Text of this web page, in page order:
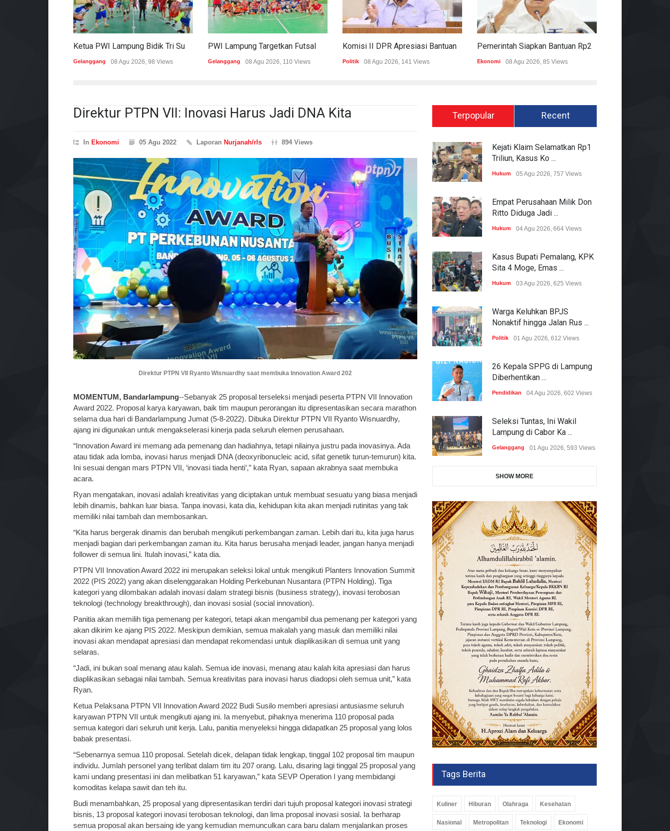
Gelanggang 08 Agu 2026, 98 Views Gelanggang 08 Agu 2026, 110 Views Politik 08 Agu 2026, 141 Views Ekonomi 08 Agu 2026, 85 Views
Direktur PTPN VII: Inovasi Harus Jadi DNA Kita
In Ekonomi 05 Agu 2022 Laporan Nurjanah/rls 894 Views
Direktur PTPN VII Ryanto Wisnuardhy saat membuka Innovation Award 202
MOMENTUM, Bandarlampung--Sebanyak 25 proposal terseleksi menjadi peserta PTPN VII Innovation
Award 2022. Proposal karya karyawan, baik tim maupun perorangan itu dipresentasikan secara marathon
selama dua hari di Bandarlampung Jumat (5-8-2022). Dibuka Direktur PTPN VII Ryanto Wisnuardhy,
ajang ini digunakan untuk mengakselerasi kinerja pada seluruh elemen perusahaan.
“Innovation Award ini memang ada pemenang dan hadiahnya, tetapi nilainya justru pada inovasinya. Ada
atau tidak ada lomba, inovasi harus menjadi DNA (deoxyribonucleic acid, sifat genetik turun-temurun) kita.
Ini sesuai dengan mars PTPN VII, ‘inovasi tiada henti’,” kata Ryan, sapaan akrabnya saat membuka
acara.
Ryan mengatakan, inovasi adalah kreativitas yang diciptakan untuk membuat sesuatu yang biasa menjadi
lebih dinamis, bahkan luar biasa. Tanpa inovasi, kata dia, kehidupan kita akan menjadi rutinitas yang tak
memiliki nilai tambah dan membosankan.
“Kita harus bergerak dinamis dan berubah mengikuti perkembangan zaman. Lebih dari itu, kita juga harus
menjadi bagian dari perkembangan zaman itu. Kita harus berusaha menjadi leader, jangan hanya menjadi
follower di semua lini. Itulah inovasi,” kata dia.
PTPN VII Innovation Award 2022 ini merupakan seleksi lokal untuk mengikuti Planters Innovation Summit
2022 (PIS 2022) yang akan diselenggarakan Holding Perkebunan Nusantara (PTPN Holding). Tiga
kategori yang dilombakan adalah inovasi dalam strategi bisnis (business strategy), inovasi terobosan
teknologi (technology breakthrough), dan inovasi sosial (social innovation).
Panitia akan memilih tiga pemenang per kategori, tetapi akan mengambil dua pemenang per kategori yang
akan dikirim ke ajang PIS 2022. Meskipun demikian, semua makalah yang masuk dan memiliki nilai
inovasi akan mendapat apresiasi dan mendapat rekomendasi untuk diaplikasikan di semua unit yang
selaras.
“Jadi, ini bukan soal menang atau kalah. Semua ide inovasi, menang atau kalah kita apresiasi dan harus
diaplikasikan sebagai nilai tambah. Semua kreativitas para inovasi harus diadopsi oleh semua unit,” kata
Ryan.
Ketua Pelaksana PTPN VII Innovation Award 2022 Budi Susilo memberi apresiasi antusiasme seluruh
karyawan PTPN VII untuk mengikuti ajang ini. Ia menyebut, pihaknya menerima 110 proposal pada
semua kategori dari seluruh unit kerja. Lalu, panitia menyeleksi hingga didapatkan 25 proposal yang lolos
babak presentasi.
“Sebenarnya semua 110 proposal. Setelah dicek, delapan tidak lengkap, tinggal 102 proposal tim maupun
individu. Jumlah personel yang terlibat dalam tim itu 207 orang. Lalu, disaring lagi tinggal 25 proposal yang
kami undang presentasi ini dan melibatkan 51 karyawan,” kata SEVP Operation I yang membidangi
komoditas kelapa sawit dan teh itu.
Budi menambahkan, 25 proposal yang dipresentasikan terdiri dari tujuh proposal kategori inovasi strategi
bisnis, 13 proposal kategori inovasi terobosan teknologi, dan lima proposal inovasi sosial. Ia berharap
semua proposal akan bersaing ide yang kemudian memunculkan cara baru dalam menjalankan proses
Terpopular Recent
Kejati Klaim Selamatkan Rp1
Triliun, Kasus Ko ...
Hukum 05 Agu 2026, 757 Views
Empat Perusahaan Milik Don
Ritto Diduga Jadi ...
Hukum 04 Agu 2026, 664 Views
Kasus Bupati Pemalang, KPK
Sita 4 Moge, Emas ...
Hukum 03 Agu 2026, 625 Views
Warga Keluhkan BPJS
Nonaktif hingga Jalan Rus ...
Politik 01 Agu 2026, 612 Views
26 Kepala SPPG di Lampung
Diberhentikan ...
Pendidikan 04 Agu 2026, 602 Views
Seleksi Tuntas, Ini Wakil
Lampung di Cabor Ka ...
Gelanggang 01 Agu 2026, 593 Views
SHOW MORE
Tags Berita
Kuliner Hiburan Olahraga Kesehatan
Nasional Metropolitan Teknologi Ekonomi